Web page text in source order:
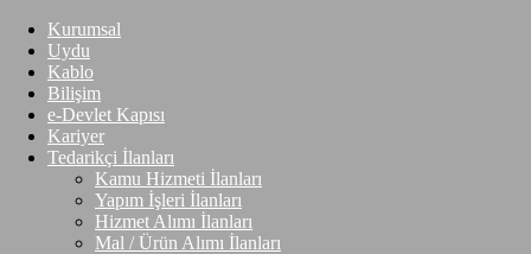
Kurumsal
Uydu
Kablo
Bilişim
e-Devlet Kapısı
Kariyer
Tedarikçi İlanları
Kamu Hizmeti İlanları
Yapım İşleri İlanları
Hizmet Alımı İlanları
Mal / Ürün Alımı İlanları